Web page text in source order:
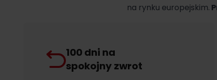
na rynku europejskim.
100 dni na
spokojny zwrot